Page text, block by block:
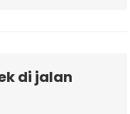
di jalan